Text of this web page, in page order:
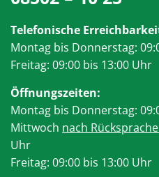
Telefonische
Montag bis Donnerstag:
Freitag: 09:00 bis 13:00 Uhr
Öffnungszeiten:
Montag bis Donnerstag:
Mittwoch nach
Uhr
Freitag: 09:00 bis 13:00 Uhr